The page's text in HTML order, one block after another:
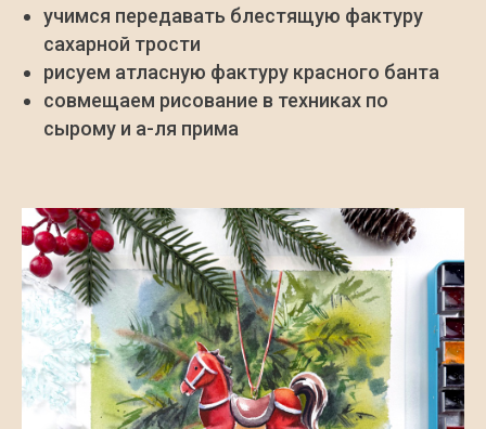
учимся передавать блестящую фактуру
сахарной трости
рисуем атласную фактуру красного банта
совмещаем рисование в техниках по
сырому и а-ля прима